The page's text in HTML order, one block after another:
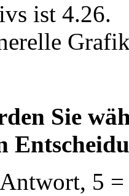
ist 4.26.
Sie
5